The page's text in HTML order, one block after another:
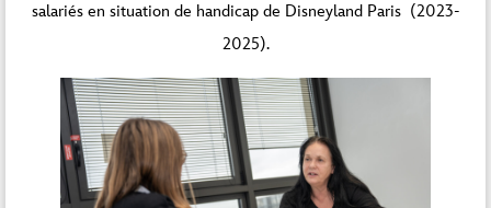
salariés en situation de handicap de Disneyland Paris (2023-
2025).